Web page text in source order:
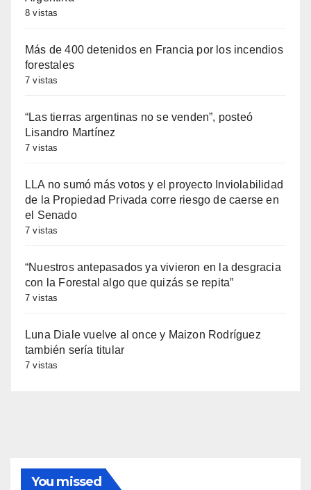
8 vistas
Más de 400 detenidos en Francia por los incendios
forestales
7 vistas
“Las tierras argentinas no se venden”, posteó
Lisandro Martínez
7 vistas
LLA no sumó más votos y el proyecto Inviolabilidad
de la Propiedad Privada corre riesgo de caerse en
el Senado
7 vistas
“Nuestros antepasados ya vivieron en la desgracia
con la Forestal algo que quizás se repita”
7 vistas
Luna Diale vuelve al once y Maizon Rodríguez
también sería titular
7 vistas
You missed